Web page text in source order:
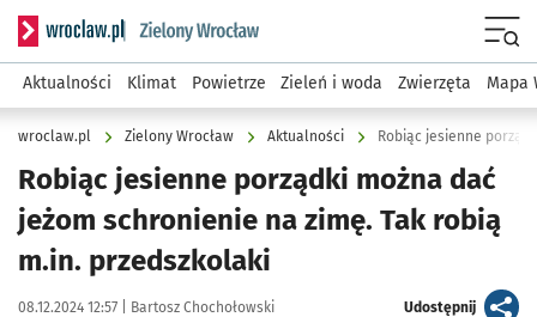
Serwis informacyjny wroclaw.pl podserwis: Środowisko we
Aktualności Klimat Powietrze Zieleń i woda Zwierzęta Mapa
wroclaw.pl Zielony Wrocław Aktualności Robiąc jesienne
Robiąc jesienne porządki można dać
jeżom schronienie na zimę. Tak robią
m.in. przedszkolaki
Data publikacji:
08.12.2024 12:57 | Autor:
Bartosz Chochołowski Udostępnijartykuł